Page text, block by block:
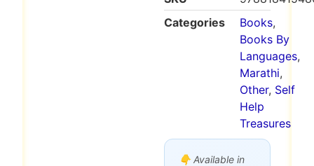
Categories
Books,
Books By
Languages,
Marathi,
Other, Self
Help
Treasures
👇 Available in